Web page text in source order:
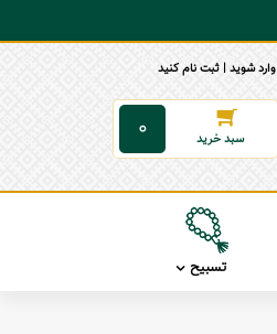
وارد شوید | ثبت نام کنید
0
تسبیح